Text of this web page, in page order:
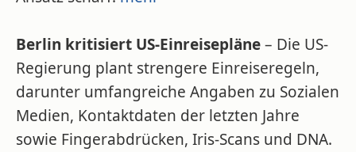
Berlin kritisiert US-Einreisepläne– Die US-
Regierung plant strengere Einreiseregeln,
darunter umfangreiche Angaben zu Sozialen
Medien, Kontaktdaten der letzten Jahre
sowie Fingerabdrücken, Iris-Scans und DNA.